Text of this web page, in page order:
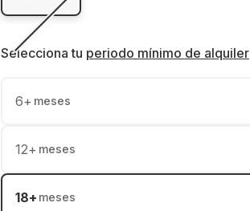
Selecciona tu periodo mínimo de alquiler
6+ meses
12+ meses
18+ meses